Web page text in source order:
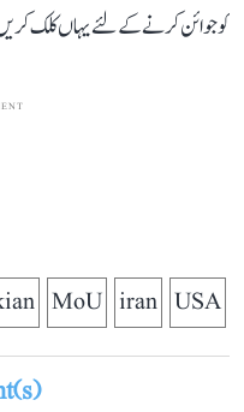
کو جوائن کرنے کے لئے یہاں کلک
USA
iran
MoU